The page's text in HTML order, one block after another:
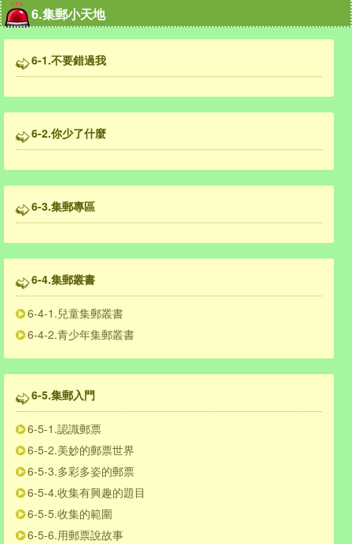
6.集郵小天地
6-1.不要錯過我
6-2.你少了什麼
6-3.集郵專區
6-4.集郵叢書
6-4-1.兒童集郵叢書
6-4-2.青少年集郵叢書
6-5.集郵入門
6-5-1.認識郵票
6-5-2.美妙的郵票世界
6-5-3.多彩多姿的郵票
6-5-4.收集有興趣的題目
6-5-5.收集的範圍
6-5-6.用郵票說故事